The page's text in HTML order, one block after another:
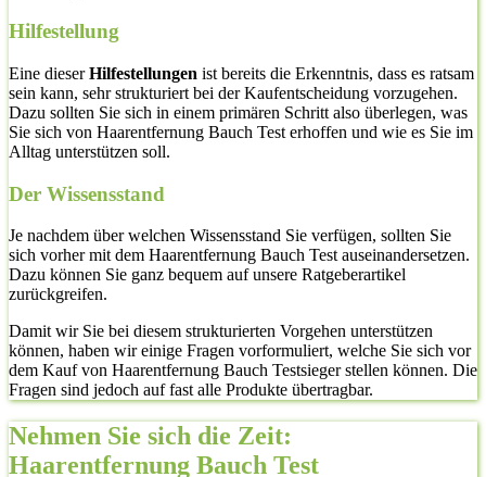
Hilfestellung
Eine dieserHilfestellungen ist bereits die Erkenntnis, dass es ratsam
sein kann, sehr strukturiert bei der Kaufentscheidung vorzugehen.
Dazu sollten Sie sich in einem primären Schritt also überlegen, was
Sie sich von Haarentfernung Bauch Test erhoffen und wie es Sie im
Alltag unterstützen soll.
Der Wissensstand
Je nachdem über welchen Wissensstand Sie verfügen, sollten Sie
sich vorher mit dem Haarentfernung Bauch Test auseinandersetzen.
Dazu können Sie ganz bequem auf unsere Ratgeberartikel
zurückgreifen.
Damit wir Sie bei diesem strukturierten Vorgehen unterstützen
können, haben wir einige Fragen vorformuliert, welche Sie sich vor
dem Kauf von Haarentfernung Bauch Testsieger stellen können. Die
Fragen sind jedoch auf fast alle Produkte übertragbar.
Nehmen Sie sich die Zeit:
Haarentfernung Bauch Test